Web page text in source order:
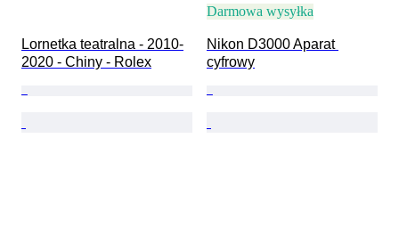
Lornetka teatralna - 2010-
2020 - Chiny - Rolex
Darmowa wysyłka
Nikon D3000 Aparat
cyfrowy